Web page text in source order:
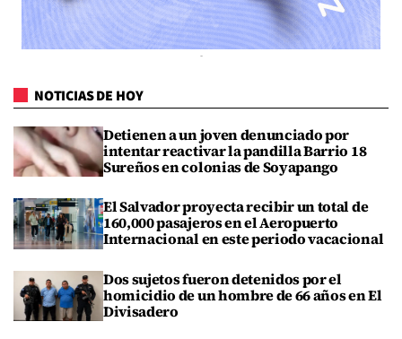
NOTICIAS DE HOY
Detienen a un joven denunciado por
intentar reactivar la pandilla Barrio 18
Sureños en colonias de Soyapango
El Salvador proyecta recibir un total de
160,000 pasajeros en el Aeropuerto
Internacional en este periodo vacacional
Dos sujetos fueron detenidos por el
homicidio de un hombre de 66 años en El
Divisadero